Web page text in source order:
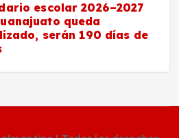
escolar 2026–2027
queda
serán 190 días de